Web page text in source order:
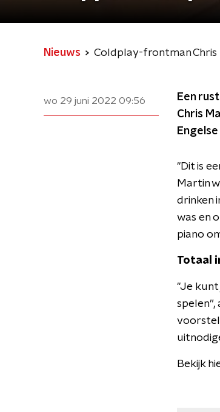
Nieuws Coldplay-frontman
wo 29 juni 2022 09:56
Een
Chris
Engelse
"Dit is
Martin
drinken
was en
piano
Totaal
"Je kunt
spelen”,
Bekijk